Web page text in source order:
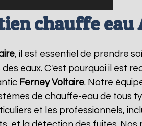
chauffe
, il est essentiel de prendre
eaux. C'est pourquoi il est
Ferney Voltaire. Notre
de chauffe-eau de tous
et les professionnels,